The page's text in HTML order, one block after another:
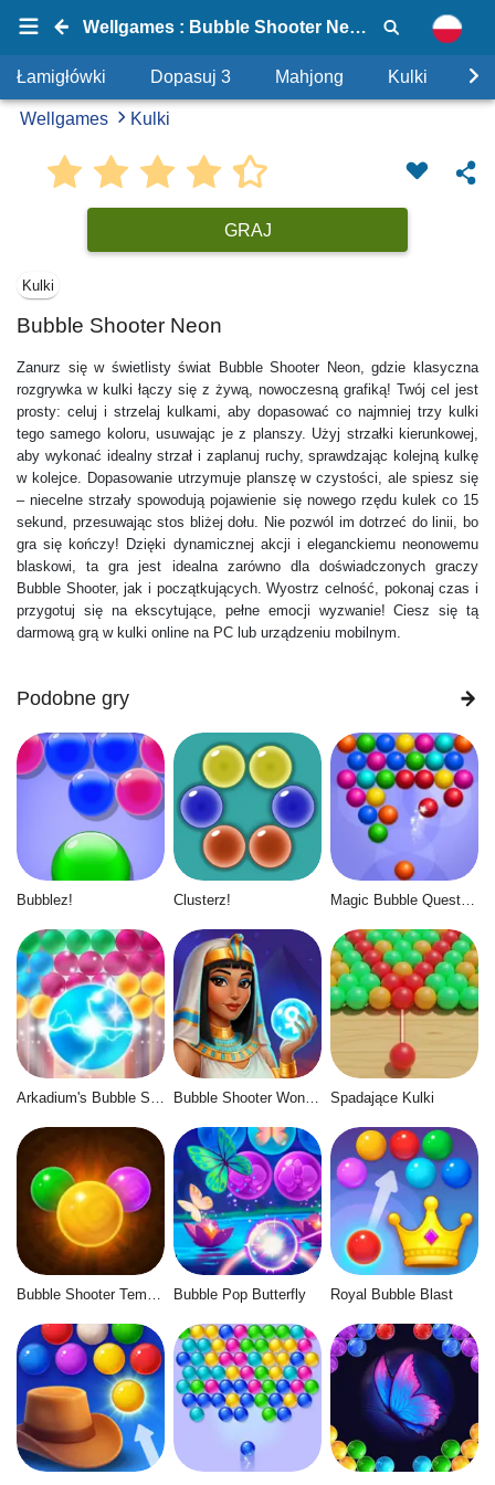
Wellgames : Bubble Shooter Neon
Łamigłówki Dopasuj 3 Mahjong Kulki
Wellgames Kulki
GRAJ
Kulki
Bubble Shooter Neon
Zanurz się w świetlisty świat Bubble Shooter Neon, gdzie klasyczna
rozgrywka w kulki łączy się z żywą, nowoczesną grafiką! Twój cel jest
prosty: celuj i strzelaj kulkami, aby dopasować co najmniej trzy kulki
tego samego koloru, usuwając je z planszy. Użyj strzałki kierunkowej,
aby wykonać idealny strzał i zaplanuj ruchy, sprawdzając kolejną kulkę
w kolejce. Dopasowanie utrzymuje planszę w czystości, ale spiesz się
– niecelne strzały spowodują pojawienie się nowego rzędu kulek co 15
sekund, przesuwając stos bliżej dołu. Nie pozwól im dotrzeć do linii, bo
gra się kończy! Dzięki dynamicznej akcji i eleganckiemu neonowemu
blaskowi, ta gra jest idealna zarówno dla doświadczonych graczy
Bubble Shooter, jak i początkujących. Wyostrz celność, pokonaj czas i
przygotuj się na ekscytujące, pełne emocji wyzwanie! Ciesz się tą
darmową grą w kulki online na PC lub urządzeniu mobilnym.
Podobne gry
Bubblez! Clusterz! Magic Bubble Quest: Classic
Bubble Shooter Wonders of Egypt Spadające Kulki
Bubble Pop Butterfly Royal Bubble Blast